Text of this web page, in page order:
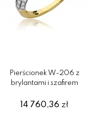
Pierścionek W-206 z
brylantami i szafirem
14 760,36zł